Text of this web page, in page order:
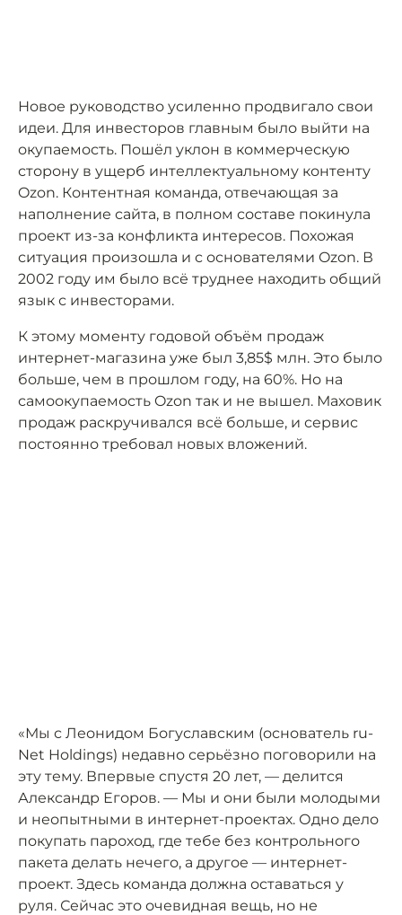
Новое руководство усиленно продвигало свои
идеи. Для инвесторов главным было выйти на
окупаемость. Пошёл уклон в коммерческую
сторону в ущерб интеллектуальному контенту
Ozon. Контентная команда, отвечающая за
наполнение сайта, в полном составе покинула
проект из-за конфликта интересов. Похожая
ситуация произошла и с основателями Ozon. В
2002 году им было всё труднее находить общий
язык с инвесторами.
К этому моменту годовой объём продаж
интернет-магазина уже был 3,85$ млн. Это было
больше, чем в прошлом году, на 60%. Но на
самоокупаемость Ozon так и не вышел. Маховик
продаж раскручивался всё больше, и сервис
постоянно требовал новых вложений.
«Мы с Леонидом Богуславским (основатель ru-
Net Holdings) недавно серьёзно поговорили на
эту тему. Впервые спустя 20 лет, — делится
Александр Егоров. — Мы и они были молодыми
и неопытными в интернет-проектах. Одно дело
покупать пароход, где тебе без контрольного
пакета делать нечего, а другое — интернет-
проект. Здесь команда должна оставаться у
руля. Сейчас это очевидная вещь, но не